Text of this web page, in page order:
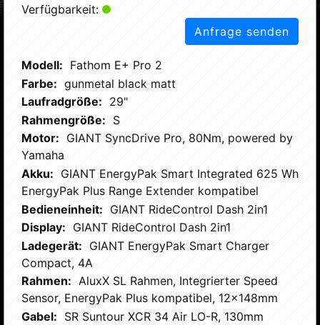
Verfügbarkeit:
Anfrage senden
Modell: Fathom E+ Pro 2
Farbe: gunmetal black matt
Laufradgröße: 29"
Rahmengröße: S
Motor: GIANT SyncDrive Pro, 80Nm, powered by
Yamaha
Akku: GIANT EnergyPak Smart Integrated 625 Wh
EnergyPak Plus Range Extender kompatibel
Bedieneinheit: GIANT RideControl Dash 2in1
Display: GIANT RideControl Dash 2in1
Ladegerät: GIANT EnergyPak Smart Charger
Compact, 4A
Rahmen: AluxX SL Rahmen, Integrierter Speed
Sensor, EnergyPak Plus kompatibel, 12x148mm
Gabel: SR Suntour XCR 34 Air LO-R, 130mm